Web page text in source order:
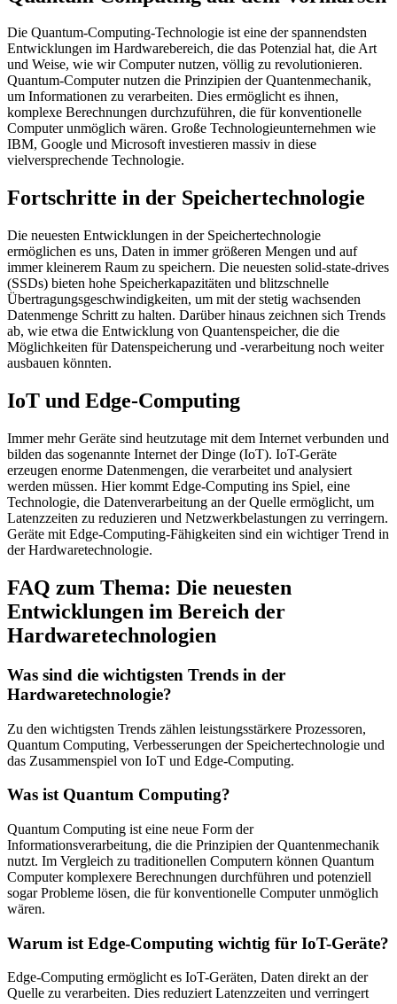
Die Quantum-Computing-Technologie ist eine der spannendsten
Entwicklungen im Hardwarebereich, die das Potenzial hat, die Art
und Weise, wie wir Computer nutzen, völlig zu revolutionieren.
Quantum-Computer nutzen die Prinzipien der Quantenmechanik,
um Informationen zu verarbeiten. Dies ermöglicht es ihnen,
komplexe Berechnungen durchzuführen, die für konventionelle
Computer unmöglich wären. Große Technologieunternehmen wie
IBM, Google und Microsoft investieren massiv in diese
vielversprechende Technologie.
Fortschritte in der Speichertechnologie
Die neuesten Entwicklungen in der Speichertechnologie
ermöglichen es uns, Daten in immer größeren Mengen und auf
immer kleinerem Raum zu speichern. Die neuesten solid-state-drives
(SSDs) bieten hohe Speicherkapazitäten und blitzschnelle
Übertragungsgeschwindigkeiten, um mit der stetig wachsenden
Datenmenge Schritt zu halten. Darüber hinaus zeichnen sich Trends
ab, wie etwa die Entwicklung von Quantenspeicher, die die
Möglichkeiten für Datenspeicherung und -verarbeitung noch weiter
ausbauen könnten.
IoT und Edge-Computing
Immer mehr Geräte sind heutzutage mit dem Internet verbunden und
bilden das sogenannte Internet der Dinge (IoT). IoT-Geräte
erzeugen enorme Datenmengen, die verarbeitet und analysiert
werden müssen. Hier kommt Edge-Computing ins Spiel, eine
Technologie, die Datenverarbeitung an der Quelle ermöglicht, um
Latenzzeiten zu reduzieren und Netzwerkbelastungen zu verringern.
Geräte mit Edge-Computing-Fähigkeiten sind ein wichtiger Trend in
der Hardwaretechnologie.
FAQ zum Thema: Die neuesten
Entwicklungen im Bereich der
Hardwaretechnologien
Was sind die wichtigsten Trends in der
Hardwaretechnologie?
Zu den wichtigsten Trends zählen leistungsstärkere Prozessoren,
Quantum Computing, Verbesserungen der Speichertechnologie und
das Zusammenspiel von IoT und Edge-Computing.
Was ist Quantum Computing?
Quantum Computing ist eine neue Form der
Informationsverarbeitung, die die Prinzipien der Quantenmechanik
nutzt. Im Vergleich zu traditionellen Computern können Quantum
Computer komplexere Berechnungen durchführen und potenziell
sogar Probleme lösen, die für konventionelle Computer unmöglich
wären.
Warum ist Edge-Computing wichtig für IoT-Geräte?
Edge-Computing ermöglicht es IoT-Geräten, Daten direkt an der
Quelle zu verarbeiten. Dies reduziert Latenzzeiten und verringert